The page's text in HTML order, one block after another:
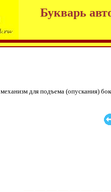
Букварь
механизм для подъема (опускания)